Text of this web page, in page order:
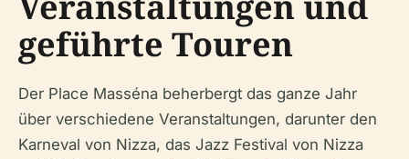
geführte Touren
Der Place Masséna beherbergt das ganze Jahr
über verschiedene Veranstaltungen, darunter den
Karneval von Nizza, das Jazz Festival von Nizza